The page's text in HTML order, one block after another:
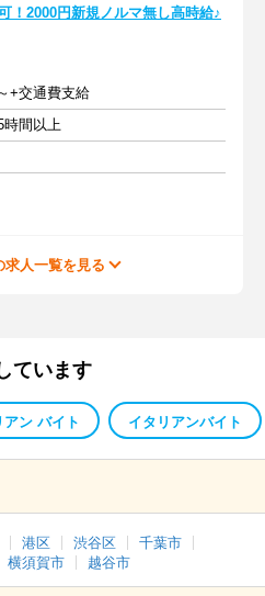
！2000円新規ノルマ無し高時給♪
+交通費支給
時間以上
求人一覧を見る
ています
アン バイト イタリアンバイト
港区 渋谷区
千葉市
横須賀市 越谷市